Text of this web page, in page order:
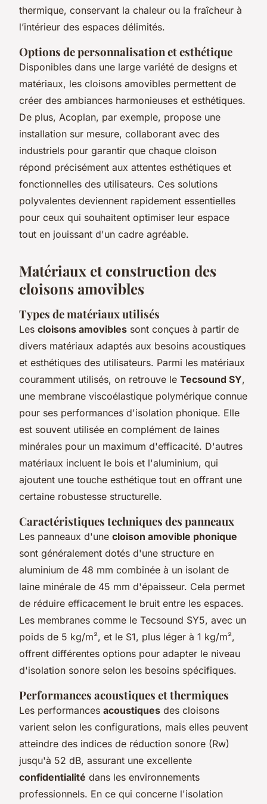
thermique, conservant la chaleur ou la fraîcheur à
l’intérieur des espaces délimités.
Options de personnalisation et esthétique
Disponibles dans une large variété de designs et
matériaux, les cloisons amovibles permettent de
créer des ambiances harmonieuses et esthétiques.
De plus, Acoplan, par exemple, propose une
installation sur mesure, collaborant avec des
industriels pour garantir que chaque cloison
répond précisément aux attentes esthétiques et
fonctionnelles des utilisateurs. Ces solutions
polyvalentes deviennent rapidement essentielles
pour ceux qui souhaitent optimiser leur espace
tout en jouissant d'un cadre agréable.
Matériaux et construction des
cloisons amovibles
Types de matériaux utilisés
Les cloisons amovibles sont conçues à partir de
divers matériaux adaptés aux besoins acoustiques
et esthétiques des utilisateurs. Parmi les matériaux
couramment utilisés, on retrouve le Tecsound SY,
une membrane viscoélastique polymérique connue
pour ses performances d'isolation phonique. Elle
est souvent utilisée en complément de laines
minérales pour un maximum d'efficacité. D'autres
matériaux incluent le bois et l'aluminium, qui
ajoutent une touche esthétique tout en offrant une
certaine robustesse structurelle.
Caractéristiques techniques des panneaux
Les panneaux d'une cloison amovible phonique
sont généralement dotés d'une structure en
aluminium de 48 mm combinée à un isolant de
laine minérale de 45 mm d'épaisseur. Cela permet
de réduire efficacement le bruit entre les espaces.
Les membranes comme le Tecsound SY5, avec un
poids de 5 kg/m², et le S1, plus léger à 1 kg/m²,
offrent différentes options pour adapter le niveau
d'isolation sonore selon les besoins spécifiques.
Performances acoustiques et thermiques
Les performances acoustiques des cloisons
varient selon les configurations, mais elles peuvent
atteindre des indices de réduction sonore (Rw)
jusqu'à 52 dB, assurant une excellente
confidentialité dans les environnements
professionnels. En ce qui concerne l'isolation